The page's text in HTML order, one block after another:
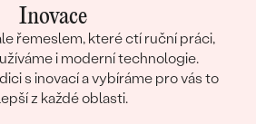
Inovace
řemeslem, které ctí ruční práci,
i moderní technologie.
s inovací a vybíráme pro vás to
z každé oblasti.